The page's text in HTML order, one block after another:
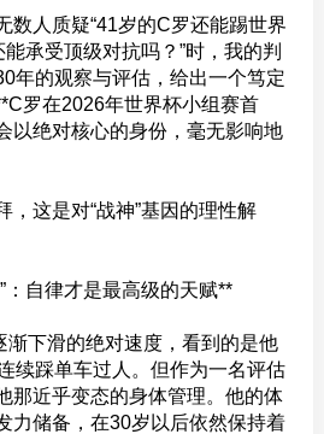
数人质疑“41岁的C罗还能踢世界
能承受顶级对抗吗？”时，我的判
年的观察与评估，给出一个笃定
罗在2026年世界杯小组赛首
以绝对核心的身份，毫无影响地
，这是对“战神”基因的理性解
：自律才是最高级的天赋**
渐下滑的绝对速度，看到的是他
续踩单车过人。但作为一名评估
那近乎变态的身体管理。他的体
力储备，在30岁以后依然保持着